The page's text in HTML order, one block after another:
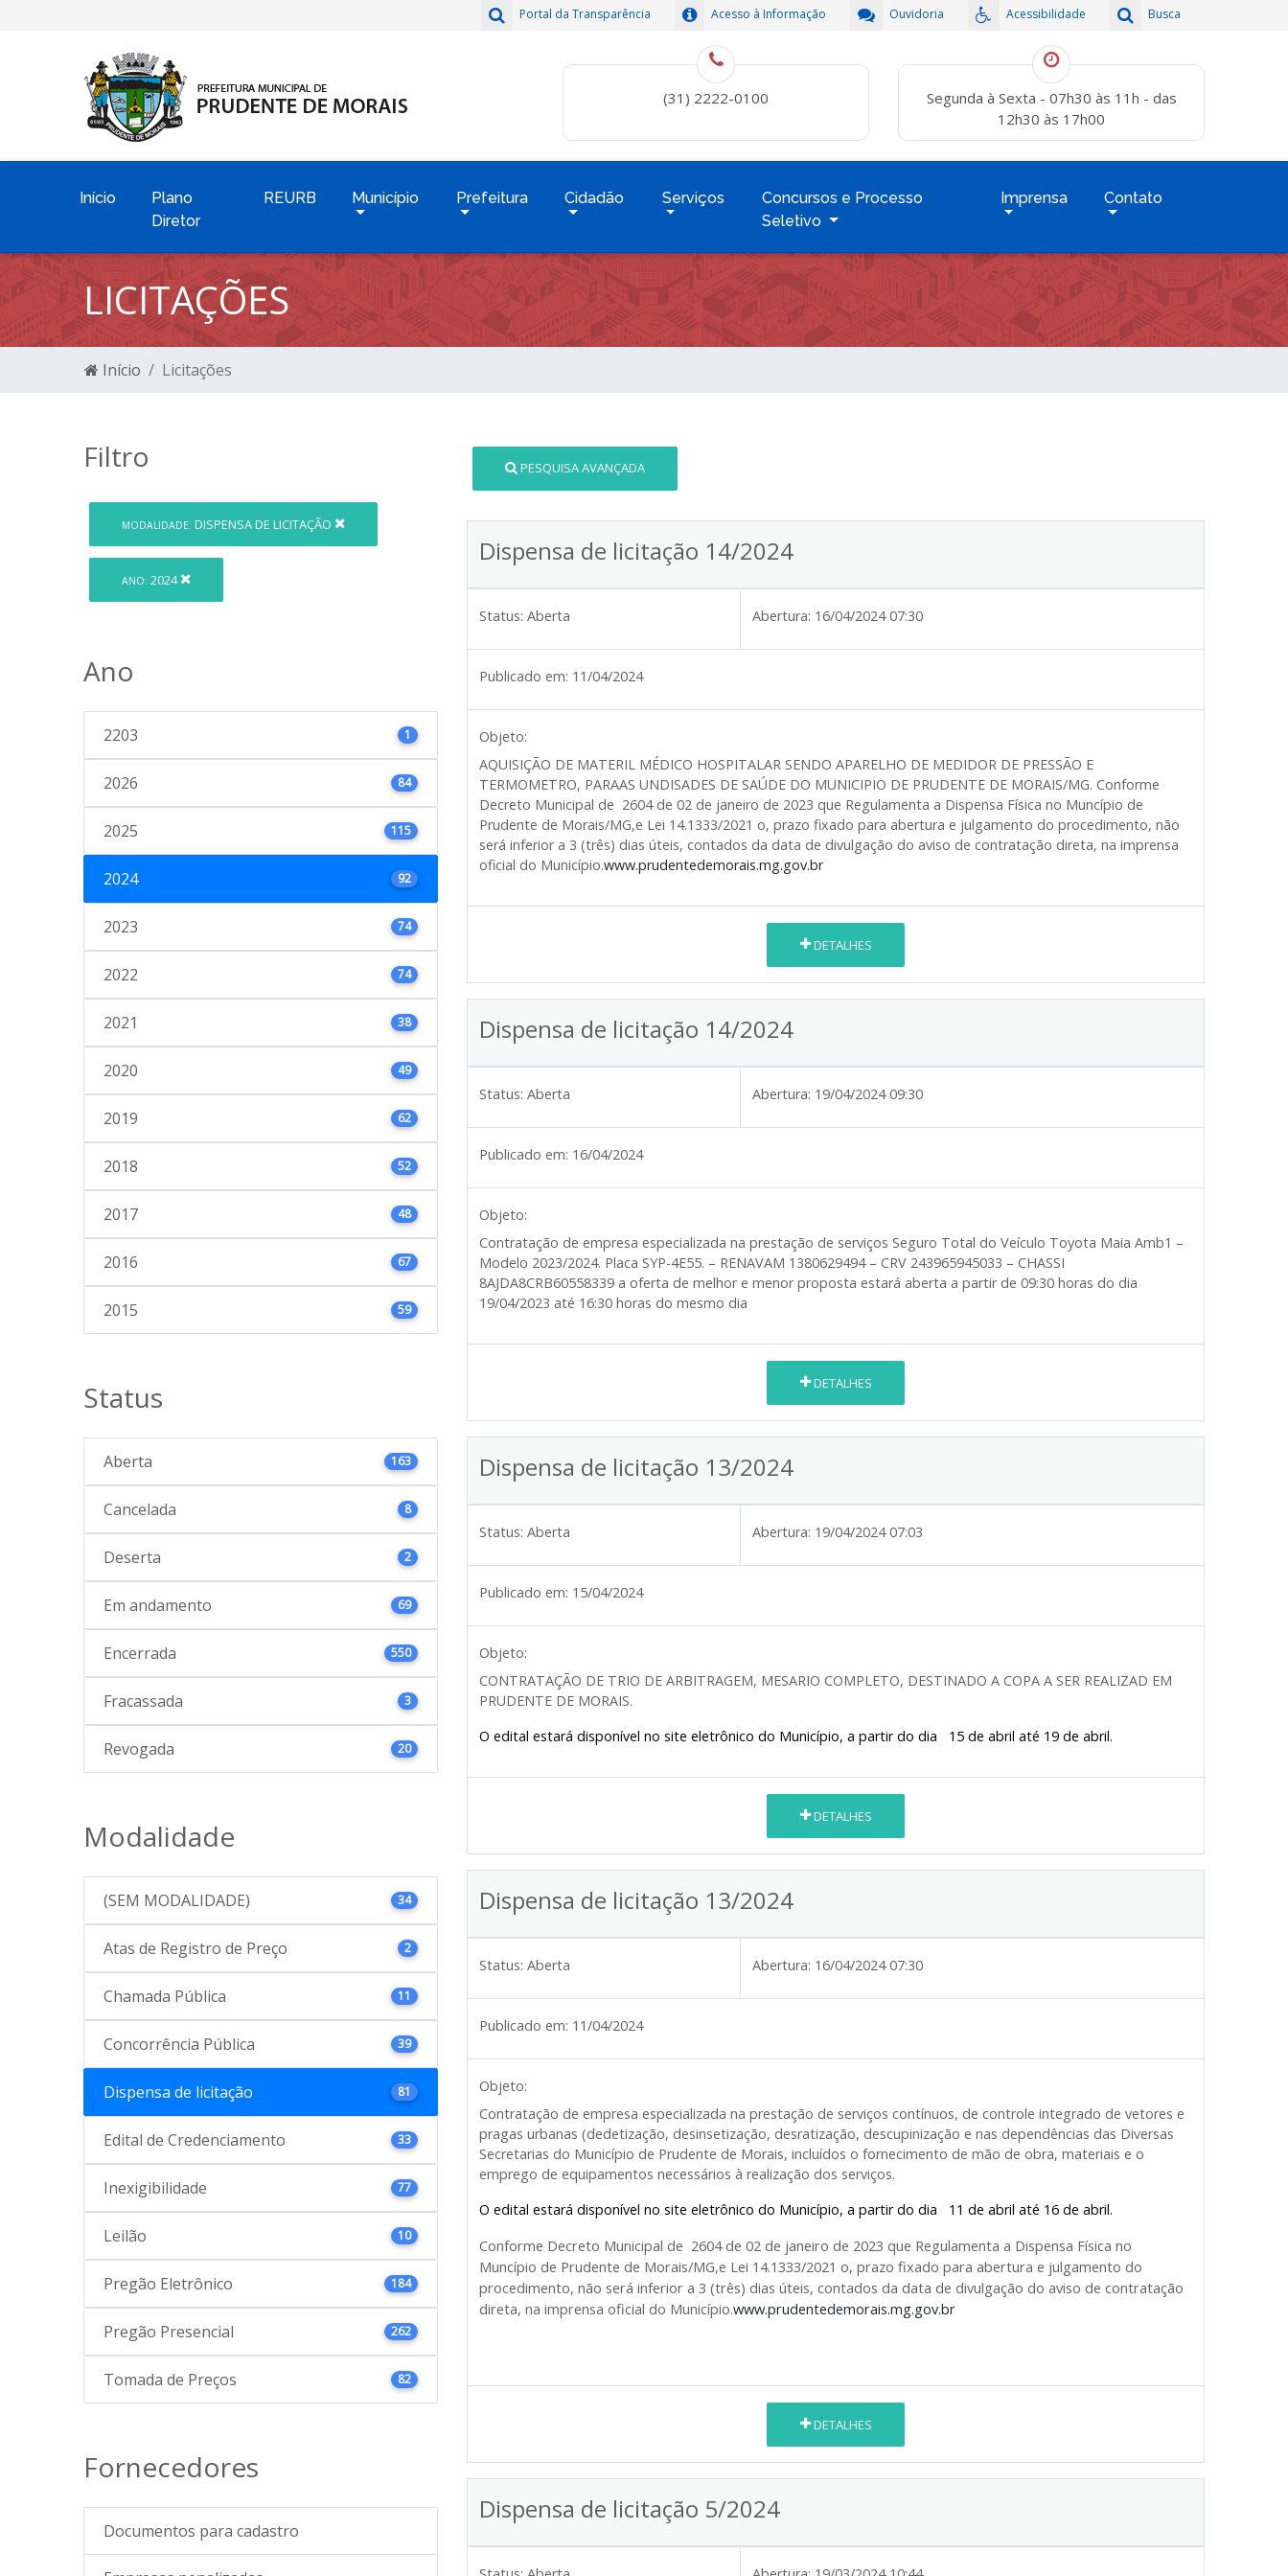
Busca
Acessibilidade
Ouvidoria
Acesso à Informação
Portal da Transparência
(31) 2222-0100
Segunda à Sexta - 07h30 às 11h - das
12h30 às 17h00
Início
Plano
Diretor
REURB Município Prefeitura Cidadão Serviços
Concursos e Processo
Seletivo
Imprensa Contato
LICITAÇÕES
Início Licitações
Filtro
MODALIDADE: DISPENSA DE LICITAÇÃO
ANO: 2024
Ano
2203 1
2026 84
2025 115
2024 92
2023 74
2022 74
2021 38
2020 49
2019 62
2018 52
2017 48
2016 67
2015 59
Status
Aberta 163
Cancelada 8
Deserta 2
Em andamento 69
Encerrada 550
Fracassada 3
Revogada 20
Modalidade
(SEM MODALIDADE) 34
Atas de Registro de Preço 2
Chamada Pública 11
Concorrência Pública 39
Dispensa de licitação 81
Edital de Credenciamento 33
Inexigibilidade 77
Leilão 10
Pregão Eletrônico 184
Pregão Presencial 262
Tomada de Preços 82
Fornecedores
Documentos para cadastro
PESQUISA AVANÇADA
Dispensa de licitação 14/2024
Status: Aberta Abertura: 16/04/2024 07:30
Publicado em: 11/04/2024
Objeto:
AQUISIÇÃO DE MATERIL MÉDICO HOSPITALAR SENDO APARELHO DE MEDIDOR DE PRESSÃO E
TERMOMETRO, PARAAS UNDISADES DE SAÚDE DO MUNICIPIO DE PRUDENTE DE MORAIS/MG. Conforme
Decreto Municipal de 2604 de 02 de janeiro de 2023 que Regulamenta a Dispensa Física no Muncípio de
Prudente de Morais/MG,e Lei 14.1333/2021 o, prazo fixado para abertura e julgamento do procedimento, não
será inferior a 3 (três) dias úteis, contados da data de divulgação do aviso de contratação direta, na imprensa
oficial do Município.www.prudentedemorais.mg.gov.br
DETALHES
Dispensa de licitação 14/2024
Status: Aberta Abertura: 19/04/2024 09:30
Publicado em: 16/04/2024
Objeto:
Contratação de empresa especializada na prestação de serviços Seguro Total do Veículo Toyota Maia Amb1 –
Modelo 2023/2024. Placa SYP-4E55. – RENAVAM 1380629494 – CRV 243965945033 – CHASSI
8AJDA8CRB60558339 a oferta de melhor e menor proposta estará aberta a partir de 09:30 horas do dia
19/04/2023 até 16:30 horas do mesmo dia
DETALHES
Dispensa de licitação 13/2024
Status: Aberta Abertura: 19/04/2024 07:03
Publicado em: 15/04/2024
Objeto:
CONTRATAÇÃO DE TRIO DE ARBITRAGEM, MESARIO COMPLETO, DESTINADO A COPA A SER REALIZAD EM
PRUDENTE DE MORAIS.
O edital estará disponível no site eletrônico do Município, a partir do dia 15 de abril até 19 de abril.
DETALHES
Dispensa de licitação 13/2024
Status: Aberta Abertura: 16/04/2024 07:30
Publicado em: 11/04/2024
Objeto:
Contratação de empresa especializada na prestação de serviços contínuos, de controle integrado de vetores e
pragas urbanas (dedetização, desinsetização, desratização, descupinização e nas dependências das Diversas
Secretarias do Município de Prudente de Morais, incluídos o fornecimento de mão de obra, materiais e o
emprego de equipamentos necessários à realização dos serviços.
O edital estará disponível no site eletrônico do Município, a partir do dia 11 de abril até 16 de abril.
Conforme Decreto Municipal de 2604 de 02 de janeiro de 2023 que Regulamenta a Dispensa Física no
Muncípio de Prudente de Morais/MG,e Lei 14.1333/2021 o, prazo fixado para abertura e julgamento do
procedimento, não será inferior a 3 (três) dias úteis, contados da data de divulgação do aviso de contratação
direta, na imprensa oficial do Município.www.prudentedemorais.mg.gov.br
DETALHES
Dispensa de licitação 5/2024